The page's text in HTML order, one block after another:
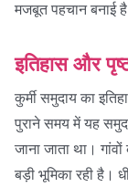
मजबूत पहचान बनाई
इतिहास और
कुर्मी समुदाय का
पुराने समय में यह
जाना जाता था।
बड़ी भूमिका रही है।